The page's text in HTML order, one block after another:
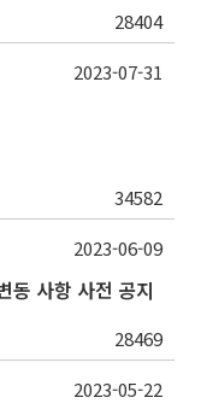
28404
34582
2023-07-31
동 사항 사전 공지
28469
2023-06-09
2023-05-22